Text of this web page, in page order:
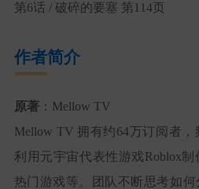
第6话 / 破碎的要塞 第114页
作者简介
原著：Mellow TV
Mellow TV 拥有约64万订阅者
利用元宇宙代表性游戏Roblox
热门游戏等。团队不断思考如